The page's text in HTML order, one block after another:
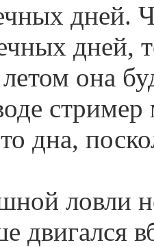
дней.
дней,
летом она
дна,
ловли
двигался